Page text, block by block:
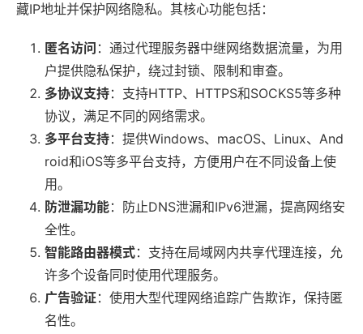
藏IP地址并保护网络隐私。其核心功能包括：
匿名访问 ：通过代理服务器中继网络数据流量，为用
户提供隐私保护，绕过封锁、限制和审查。
多协议支持：支持HTTP、HTTPS和SOCKS5等多种
协议，满足不同的网络需求。
多平台支持：提供Windows、macOS、Linux、And
roid和iOS等多平台支持，方便用户在不同设备上使
用。
防泄漏功能：防止DNS泄漏和IPv6泄漏，提高网络安
全性。
智能路由器模式：支持在局域网内共享代理连接，允
许多个设备同时使用代理服务。
广告验证：使用大型代理网络追踪广告欺诈，保持匿
名性。